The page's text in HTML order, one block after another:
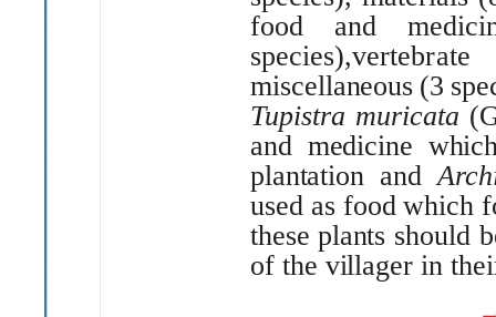
food
and
species),vertebrate
miscellaneous (3
Tupistra muricata
and medicine
plantation and
used as food which
these plants should
of the villager in